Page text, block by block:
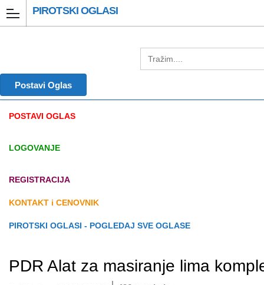
PIROTSKI OGLASI
Postavi Oglas
POSTAVI OGLAS
LOGOVANJE
REGISTRACIJA
KONTAKT i CENOVNIK
PIROTSKI OGLASI - POGLEDAJ SVE OGLASE
PDR Alat za masiranje lima